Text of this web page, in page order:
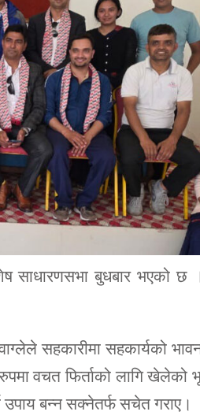
साधारणसभा बुधबार भएको
सहकारीमा सहकार्यको
वचत फिर्ताको लागि खेलेको
बन्न सक्नेतर्फ सचेत गराए।